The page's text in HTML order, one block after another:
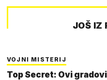
JOŠ IZ
VOJNI MISTERIJ
Top Secret: Ovi